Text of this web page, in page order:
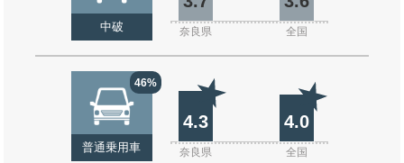
中破 奈良県 全国
46%
普通乗用車
4.3 4.0
奈良県 全国